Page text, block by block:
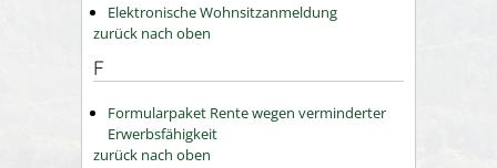
Elektronische Wohnsitzanmeldung
zurück nach oben
F
Formularpaket Rente wegen verminderter
Erwerbsfähigkeit
zurück nach oben